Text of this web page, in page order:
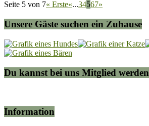
Seite 5 von 7« Erste«...34567»
Unsere Gäste suchen ein Zuhause
Du kannst bei uns Mitglied werden
Information